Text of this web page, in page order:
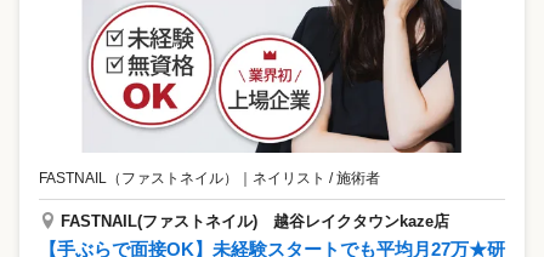
FASTNAIL（ファストネイル） ｜ ネイリスト / 施術者
FASTNAIL(ファストネイル) 越谷レイクタウンkaze店
【手ぶらで面接OK】未経験スタートでも平均月27万★研